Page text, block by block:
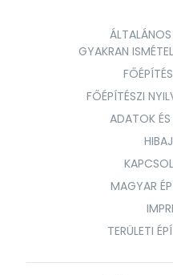
GYAKRAN
FŐÉPÍTÉSZI
ADATOK
MAGYAR
TERÜLETI